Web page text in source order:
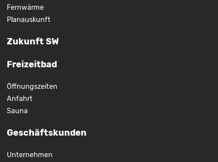
Fernwärme
Planauskunft
Zukunft SW
Freizeitbad
Öffnungszeiten
Anfahrt
Sauna
Geschäftskunden
Unternehmen